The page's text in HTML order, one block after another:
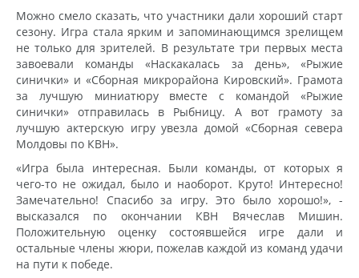
Можно смело сказать, что участники дали хороший старт
сезону. Игра стала ярким и запоминающимся зрелищем
не только для зрителей. В результате три первых места
завоевали команды «Наскакалась за день», «Рыжие
синички» и «Сборная микрорайона Кировский». Грамота
за лучшую миниатюру вместе с командой «Рыжие
синички» отправилась в Рыбницу. А вот грамоту за
лучшую актерскую игру увезла домой «Сборная севера
Молдовы по КВН».
«Игра была интересная. Были команды, от которых я
чего-то не ожидал, было и наоборот. Круто! Интересно!
Замечательно! Спасибо за игру. Это было хорошо!», -
высказался по окончании КВН Вячеслав Мишин.
Положительную оценку состоявшейся игре дали и
остальные члены жюри, пожелав каждой из команд удачи
на пути к победе.